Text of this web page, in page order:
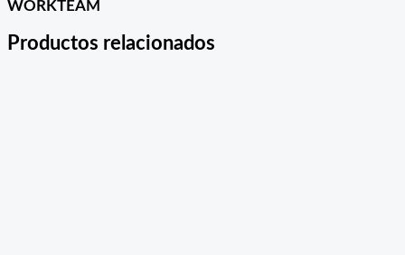
WORKTEAM
Productos relacionados